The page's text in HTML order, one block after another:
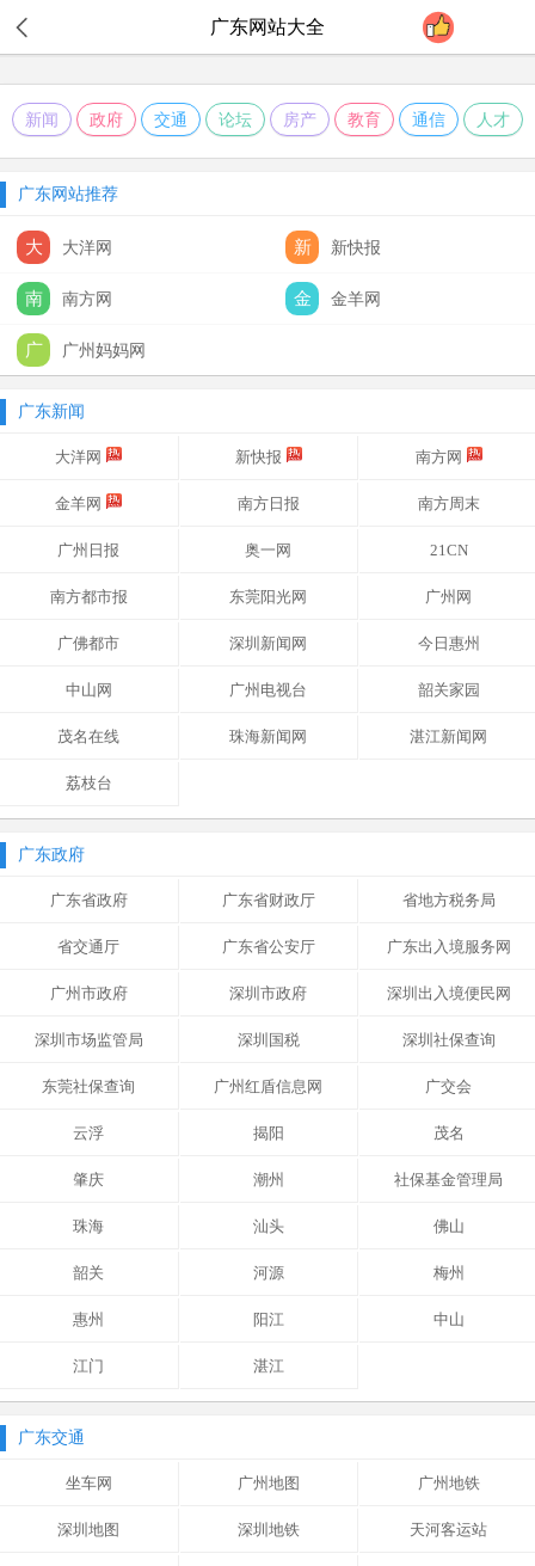
广东网站大全
新闻 政府 交通 论坛 房产 教育 通信 人才
广东网站推荐
大 大洋网 新 新快报
南 南方网 金 金羊网
广 广州妈妈网
广东新闻
大洋网 新快报 南方网
金羊网 南方日报 南方周末
广州日报 奥一网 21CN
南方都市报 东莞阳光网 广州网
广佛都市 深圳新闻网 今日惠州
中山网 广州电视台 韶关家园
茂名在线 珠海新闻网 湛江新闻网
荔枝台
广东政府
广东省政府 广东省财政厅 省地方税务局
省交通厅 广东省公安厅 广东出入境服务网
广州市政府 深圳市政府 深圳出入境便民网
深圳市场监管局 深圳国税 深圳社保查询
东莞社保查询 广州红盾信息网 广交会
云浮 揭阳 茂名
肇庆 潮州 社保基金管理局
珠海 汕头 佛山
韶关 河源 梅州
惠州 阳江 中山
江门 湛江
广东交通
坐车网 广州地图 广州地铁
深圳地图 深圳地铁 天河客运站